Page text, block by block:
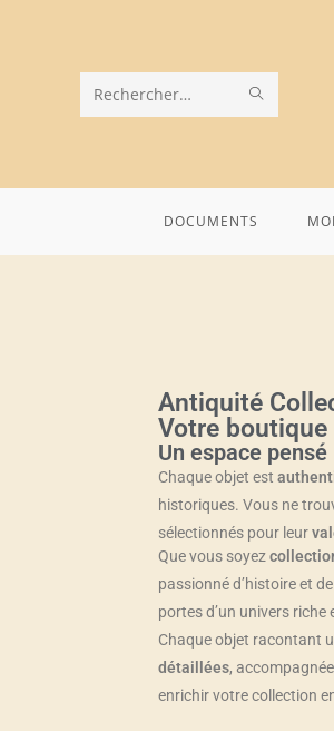
Rechercher
DOCUMENTS
Antiquité
Votre
Un espace
Chaque objet est
historiques. Vous ne
sélectionnés pour leur
Que vous soyez
passionné d’histoire et
portes d’un univers riche
Chaque objet racontant
détaillées,
enrichir votre collection